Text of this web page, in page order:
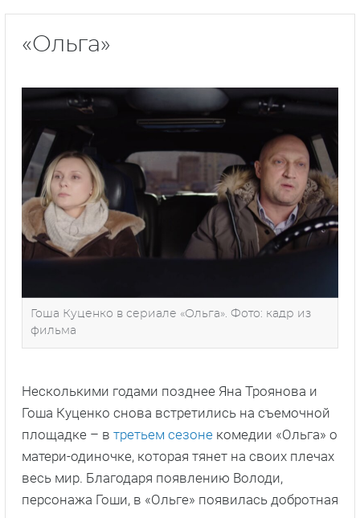
«Ольга»
Гоша Куценко в сериале «Ольга». Фото: кадр из
фильма
Несколькими годами позднее Яна Троянова и
Гоша Куценко снова встретились на съемочной
площадке – в третьем сезоне комедии «Ольга» о
матери-одиночке, которая тянет на своих плечах
весь мир. Благодаря появлению Володи,
персонажа Гоши, в «Ольге» появилась добротная